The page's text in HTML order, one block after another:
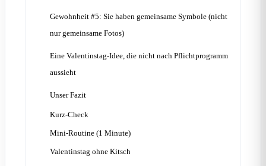
Gewohnheit #5: Sie haben gemeinsame Symbole (nicht
nur gemeinsame Fotos)
Eine Valentinstag-Idee, die nicht nach Pflichtprogramm
aussieht
Unser Fazit
Kurz-Check
Mini-Routine (1 Minute)
Valentinstag ohne Kitsch